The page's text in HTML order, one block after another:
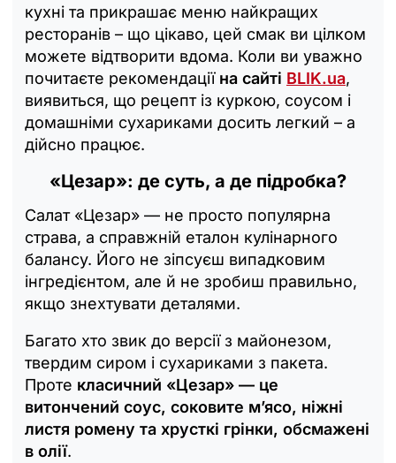
кухні та прикрашає меню найкращих
ресторанів – що цікаво, цей смак ви цілком
можете відтворити вдома. Коли ви уважно
почитаєте рекомендації на сайті BLIK.ua,
виявиться, що рецепт із куркою, соусом і
домашніми сухариками досить легкий – а
дійсно працює.
«Цезар»: де суть, а де підробка?
Салат «Цезар» — не просто популярна
страва, а справжній еталон кулінарного
балансу. Його не зіпсуєш випадковим
інгредієнтом, але й не зробиш правильно,
якщо знехтувати деталями.
Багато хто звик до версії з майонезом,
твердим сиром і сухариками з пакета.
Проте класичний «Цезар» — це
витончений соус, соковите м’ясо, ніжні
листя ромену та хрусткі грінки, обсмажені
в олії.